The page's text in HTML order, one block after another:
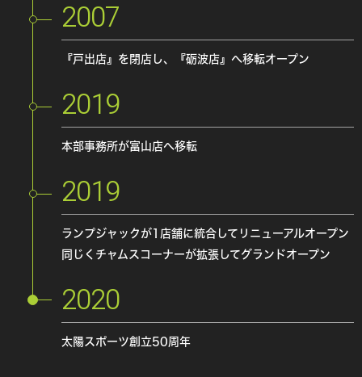
2007
『戸出店』を閉店し、『砺波店』へ移転オープン
2019
本部事務所が富山店へ移転
2019
ランプジャックが1店舗に統合してリニューアルオープン
同じくチャムスコーナーが拡張してグランドオープン
2020
太陽スポーツ創立50周年